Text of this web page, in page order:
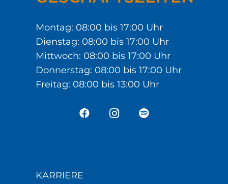
Montag: 08:00 bis 17:00 Uhr
Dienstag: 08:00 bis 17:00 Uhr
Mittwoch: 08:00 bis 17:00 Uhr
Donnerstag: 08:00 bis 17:00 Uhr
Freitag: 08:00 bis 13:00 Uhr
KARRIERE